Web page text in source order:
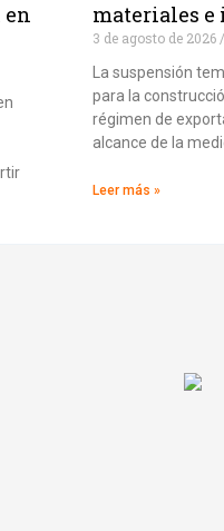
en
materiales e
3 de agosto de 2026
La suspensión
para la
régimen de
alcance de la
Leer más »